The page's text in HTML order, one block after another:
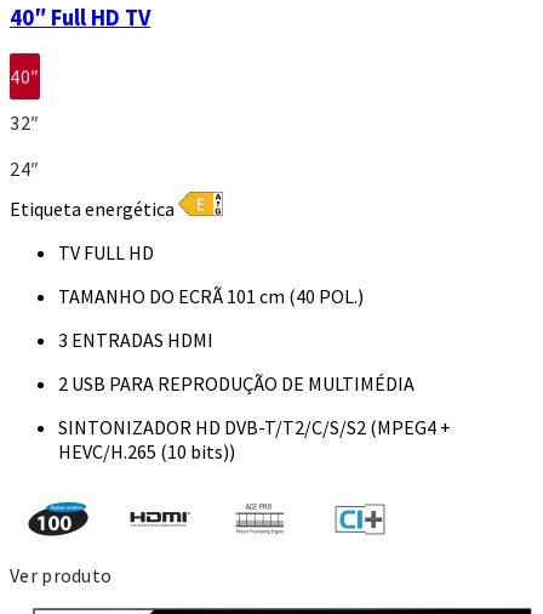
40″ Full HD TV
40″
32″
24″
Etiqueta energética
TV FULL HD
TAMANHO DO ECRÃ 101 cm (40 POL.)
3 ENTRADAS HDMI
2 USB PARA REPRODUÇÃO DE MULTIMÉDIA
SINTONIZADOR HD DVB-T/T2/C/S/S2 (MPEG4 +
HEVC/H.265 (10 bits))
Ver produto